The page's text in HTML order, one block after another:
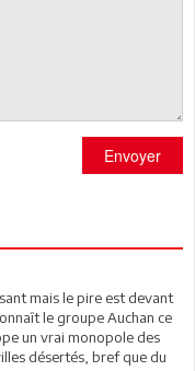
Envoyer
mais le pire est devant
le groupe Auchan ce
un vrai monopole des
désertés, bref que du